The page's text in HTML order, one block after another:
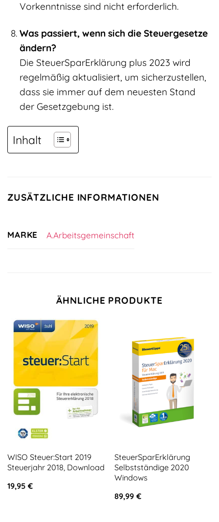
Vorkenntnisse sind nicht erforderlich.
Was passiert, wenn sich die Steuergesetze
ändern?
Die SteuerSparErklärung plus 2023 wird
regelmäßig aktualisiert, um sicherzustellen,
dass sie immer auf dem neuesten Stand
der Gesetzgebung ist.
Inhalt
ZUSÄTZLICHE INFORMATIONEN
MARKE A.Arbeitsgemeinschaft
ÄHNLICHE PRODUKTE
WISO Steuer:Start 2019
Steuerjahr 2018, Download
19,95 €
SteuerSparErklärung
Selbstständige 2020
Windows
89,99 €